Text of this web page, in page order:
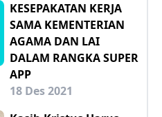
KESEPAKATAN KERJA
SAMA KEMENTERIAN
AGAMA DAN LAI
DALAM RANGKA SUPER
APP
18 Des 2021